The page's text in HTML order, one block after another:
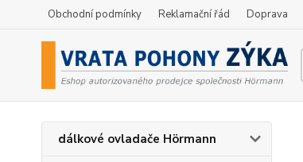
Obchodní podmínky Reklamační řád Doprava
dálkové ovladače Hörmann